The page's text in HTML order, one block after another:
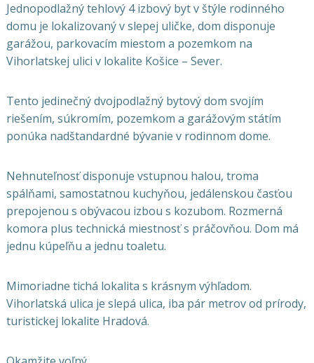
Jednopodlažný tehlový 4 izbový byt v štýle rodinného
domu je lokalizovaný v slepej uličke, dom disponuje
garážou, parkovacím miestom a pozemkom na
Vihorlatskej ulici v lokalite Košice – Sever.
Tento jedinečný dvojpodlažný bytový dom svojím
riešením, súkromím, pozemkom a garážovým státím
ponúka nadštandardné bývanie v rodinnom dome.
Nehnuteľnosť disponuje vstupnou halou, troma
spálňami, samostatnou kuchyňou, jedálenskou časťou
prepojenou s obývacou izbou s kozubom. Rozmerná
komora plus technická miestnosť s práčovňou. Dom má
jednu kúpeľňu a jednu toaletu.
Mimoriadne tichá lokalita s krásnym výhľadom.
Vihorlatská ulica je slepá ulica, iba pár metrov od prírody,
turistickej lokalite Hradová.